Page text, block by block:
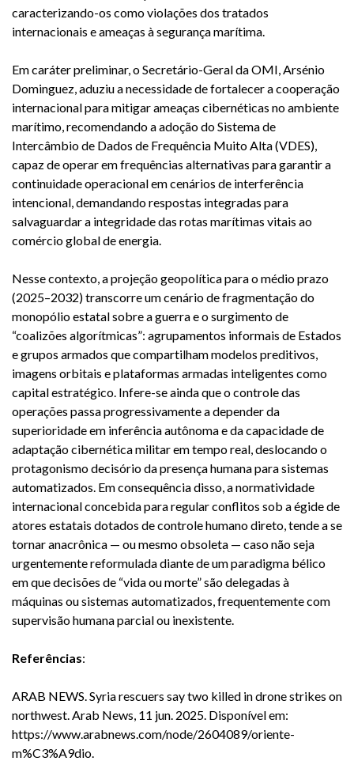
caracterizando-os como violações dos tratados
internacionais e ameaças à segurança marítima.
Em caráter preliminar, o Secretário-Geral da OMI, Arsénio
Dominguez, aduziu a necessidade de fortalecer a cooperação
internacional para mitigar ameaças cibernéticas no ambiente
marítimo, recomendando a adoção do Sistema de
Intercâmbio de Dados de Frequência Muito Alta (VDES),
capaz de operar em frequências alternativas para garantir a
continuidade operacional em cenários de interferência
intencional, demandando respostas integradas para
salvaguardar a integridade das rotas marítimas vitais ao
comércio global de energia.
Nesse contexto, a projeção geopolítica para o médio prazo
(2025–2032) transcorre um cenário de fragmentação do
monopólio estatal sobre a guerra e o surgimento de
“coalizões algorítmicas”: agrupamentos informais de Estados
e grupos armados que compartilham modelos preditivos,
imagens orbitais e plataformas armadas inteligentes como
capital estratégico. Infere-se ainda que o controle das
operações passa progressivamente a depender da
superioridade em inferência autônoma e da capacidade de
adaptação cibernética militar em tempo real, deslocando o
protagonismo decisório da presença humana para sistemas
automatizados. Em consequência disso, a normatividade
internacional concebida para regular conflitos sob a égide de
atores estatais dotados de controle humano direto, tende a se
tornar anacrônica — ou mesmo obsoleta — caso não seja
urgentemente reformulada diante de um paradigma bélico
em que decisões de “vida ou morte” são delegadas à
máquinas ou sistemas automatizados, frequentemente com
supervisão humana parcial ou inexistente.
Referências:
ARAB NEWS. Syria rescuers say two killed in drone strikes on
northwest. Arab News, 11 jun. 2025. Disponível em:
https://www.arabnews.com/node/2604089/oriente-
m%C3%A9dio.